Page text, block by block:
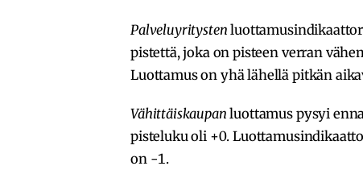
Palveluyritysten
pistettä, joka on pisteen verran
Luottamus on yhä lähellä pitkän
Vähittäiskaupan luottamus pysyi
pisteluku oli +0.
on -1.